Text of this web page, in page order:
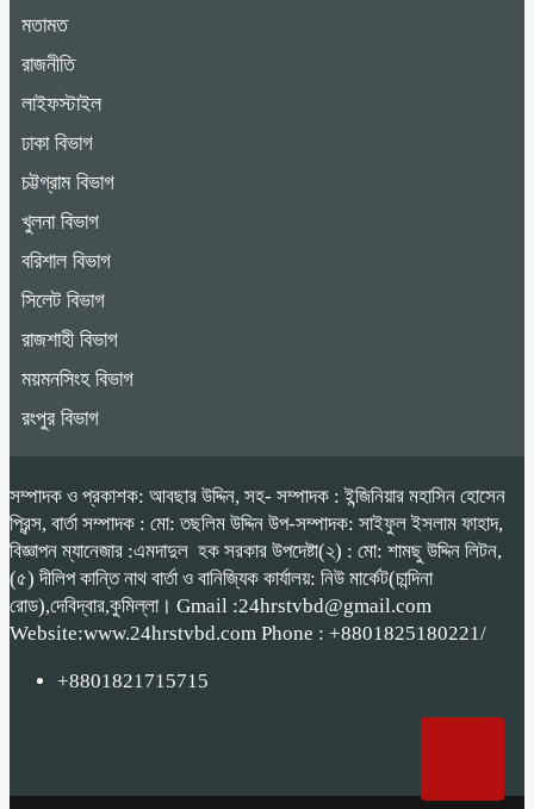
মতামত
রাজনীতি
লাইফস্টাইল
ঢাকা বিভাগ
চট্টগ্রাম বিভাগ
খুলনা বিভাগ
বরিশাল বিভাগ
সিলেট বিভাগ
রাজশাহী বিভাগ
ময়মনসিংহ বিভাগ
রংপুর বিভাগ
সম্পাদক ও প্রকাশক: আবছার উদ্দিন, সহ- সম্পাদক : ইন্জিনিয়ার মহাসিন হোসেন
প্রিন্স, বার্তা সম্পাদক : মো: তছলিম উদ্দিন উপ-সম্পাদক: সাইফুল ইসলাম ফাহাদ,
বিজ্ঞাপন ম্যানেজার :এমদাদুল হক সরকার উপদেষ্টা(২) : মো: শামছু উদ্দিন লিটন,
(৫) দীলিপ কান্তি নাথ বার্তা ও বানিজ্যিক কার্যালয়: নিউ মার্কেট(চান্দিনা
রোড),দেবিদ্বার,কুমিল্লা। Gmail :24hrstvbd@gmail.com
Website:www.24hrstvbd.com Phone : +8801825180221/
+8801821715715